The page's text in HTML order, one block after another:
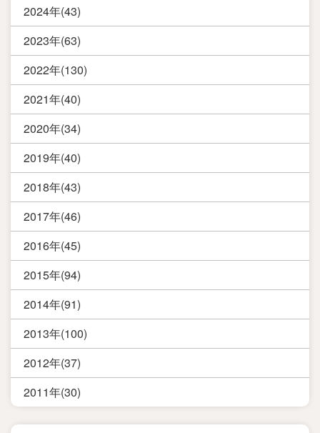
2024年(43)
2023年(63)
2022年(130)
2021年(40)
2020年(34)
2019年(40)
2018年(43)
2017年(46)
2016年(45)
2015年(94)
2014年(91)
2013年(100)
2012年(37)
2011年(30)